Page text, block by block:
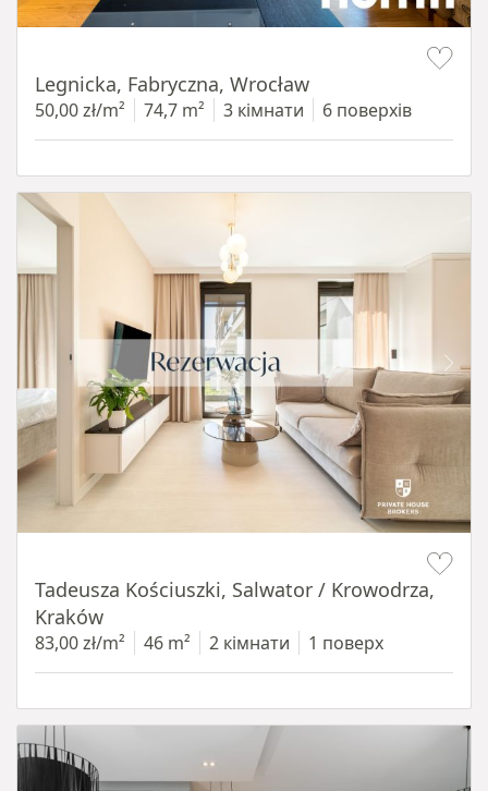
Legnicka, Fabryczna, Wrocław
50,00 zł/m² 74,7 m² 3 кімнати 6 поверхів
Tadeusza Kościuszki, Salwator / Krowodrza,
Kraków
83,00 zł/m² 46 m² 2 кімнати 1 поверх